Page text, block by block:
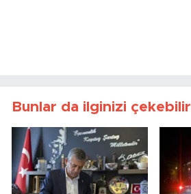
Bunlar da ilginizi çekebilir